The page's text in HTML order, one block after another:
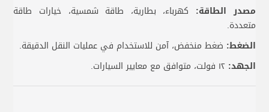
مصدر الطاقة: كهرباء، بطارية، طاقة شمسية، خيارات طاقة
متعددة.
الضغط: ضغط منخفض، آمن للاستخدام في عمليات النقل الدقيقة.
الجهد: ١٢ فولت، متوافق مع معايير السيارات.